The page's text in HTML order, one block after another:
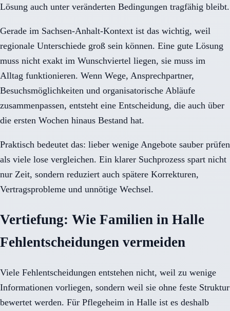
Lösung auch unter veränderten Bedingungen tragfähig bleibt.
Gerade im Sachsen-Anhalt-Kontext ist das wichtig, weil
regionale Unterschiede groß sein können. Eine gute Lösung
muss nicht exakt im Wunschviertel liegen, sie muss im
Alltag funktionieren. Wenn Wege, Ansprechpartner,
Besuchsmöglichkeiten und organisatorische Abläufe
zusammenpassen, entsteht eine Entscheidung, die auch über
die ersten Wochen hinaus Bestand hat.
Praktisch bedeutet das: lieber wenige Angebote sauber prüfen
als viele lose vergleichen. Ein klarer Suchprozess spart nicht
nur Zeit, sondern reduziert auch spätere Korrekturen,
Vertragsprobleme und unnötige Wechsel.
Vertiefung: Wie Familien in Halle
Fehlentscheidungen vermeiden
Viele Fehlentscheidungen entstehen nicht, weil zu wenige
Informationen vorliegen, sondern weil sie ohne feste Struktur
bewertet werden. Für Pflegeheim in Halle ist es deshalb